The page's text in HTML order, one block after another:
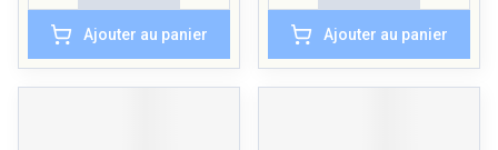
Ajouter au panier Ajouter au panier